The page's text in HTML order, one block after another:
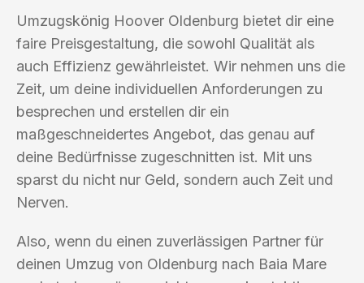
Umzugskönig Hoover Oldenburg bietet dir eine
faire Preisgestaltung, die sowohl Qualität als
auch Effizienz gewährleistet. Wir nehmen uns die
Zeit, um deine individuellen Anforderungen zu
besprechen und erstellen dir ein
maßgeschneidertes Angebot, das genau auf
deine Bedürfnisse zugeschnitten ist. Mit uns
sparst du nicht nur Geld, sondern auch Zeit und
Nerven.
Also, wenn du einen zuverlässigen Partner für
deinen Umzug von Oldenburg nach Baia Mare